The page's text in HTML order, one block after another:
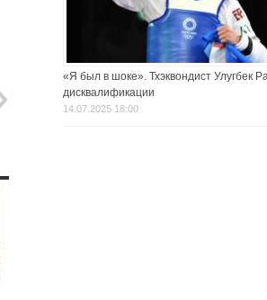
«Я был в шоке». Тхэквондист Улугбек
дисквалификации
14.07.2025 18:00